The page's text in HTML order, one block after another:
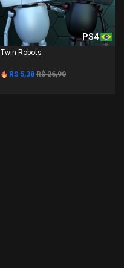
PS4
Twin Robots
R$ 5,38 R$ 26,90